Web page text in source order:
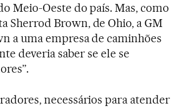
Meio-Oeste do país. Mas, como
Sherrod Brown, de Ohio, a GM
a uma empresa de caminhões
deveria saber se ele se
necessários para atender